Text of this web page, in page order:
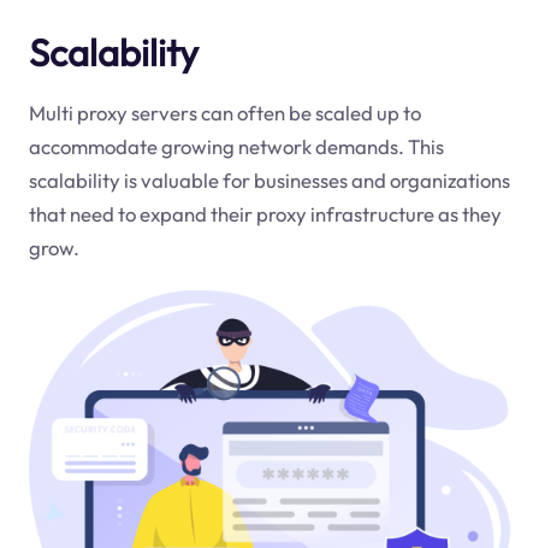
Scalability
Multi proxy servers can often be scaled up to
accommodate growing network demands. This
scalability is valuable for businesses and organizations
that need to expand their proxy infrastructure as they
grow.